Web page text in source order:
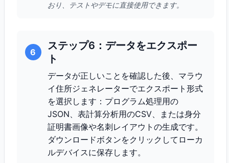
おり、テストやデモに直接使用できます。
6
ステップ6：データをエクスポー
ト
データが正しいことを確認した後、マラウ
イ住所ジェネレーターでエクスポート形式
を選択します：プログラム処理用の
JSON、表計算分析用のCSV、または身分
証明書画像や名刺レイアウトの生成です。
ダウンロードボタンをクリックしてローカ
ルデバイスに保存します。